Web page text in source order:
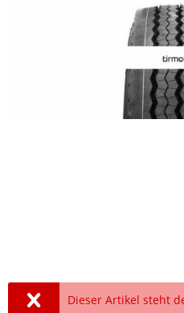
Dieser Artikel steht